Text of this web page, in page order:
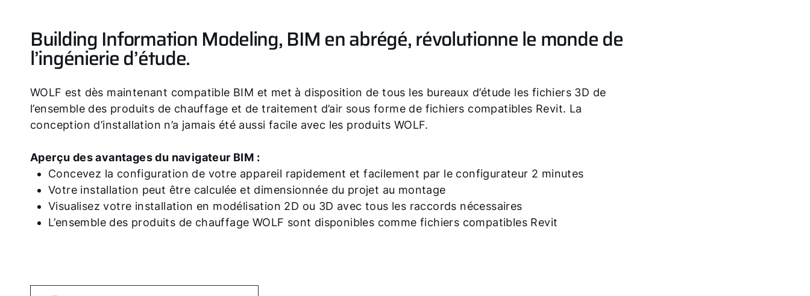
Building Information Modeling, BIM en abrégé, révolutionne le monde de
l’ingénierie d’étude.
WOLF est dès maintenant compatible BIM et met à disposition de tous les bureaux d’étude les fichiers 3D de
l’ensemble des produits de chauffage et de traitement d’air sous forme de fichiers compatibles Revit. La
conception d’installation n’a jamais été aussi facile avec les produits WOLF.
Aperçu des avantages du navigateur BIM :
Concevez la configuration de votre appareil rapidement et facilement par le configurateur 2 minutes
Votre installation peut être calculée et dimensionnée du projet au montage
Visualisez votre installation en modélisation 2D ou 3D avec tous les raccords nécessaires
L’ensemble des produits de chauffage WOLF sont disponibles comme fichiers compatibles Revit